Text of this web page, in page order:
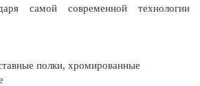
самой современной технологии
полки, хромированные